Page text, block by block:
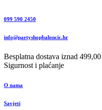
099 590 2450
info@partyshopbaloncic.hr
Besplatna dostava iznad
Sigurnost i plaćanje
O nama
Savjeti